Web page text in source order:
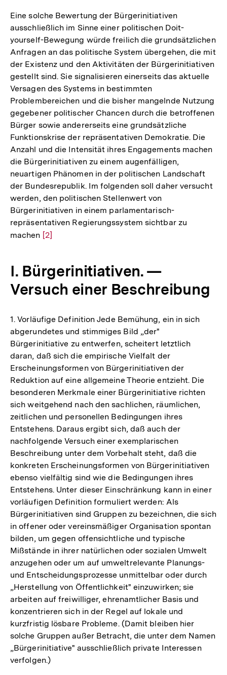
der
Fußnote
Eine solche Bewertung der Bürgerinitiativen
ausschließlich im Sinne einer politischen Doit-
yourself-Bewegung würde freilich die grundsätzlichen
Anfragen an das politische System übergehen, die mit
der Existenz und den Aktivitäten der Bürgerinitiativen
gestellt sind. Sie signalisieren einerseits das aktuelle
Versagen des Systems in bestimmten
Problembereichen und die bisher mangelnde Nutzung
gegebener politischer Chancen durch die betroffenen
Bürger sowie andererseits eine grundsätzliche
Funktionskrise der repräsentativen Demokratie. Die
Anzahl und die Intensität ihres Engagements machen
die Bürgerinitiativen zu einem augenfälligen,
neuartigen Phänomen in der politischen Landschaft
der Bundesrepublik. Im folgenden soll daher versucht
werden, den politischen Stellenwert von
Bürgerinitiativen in einem parlamentarisch-
repräsentativen Regierungssystem sichtbar zu
machen Zur
Fußnote
[2]
I. Bürgerinitiativen. —
Versuch einer Beschreibung
1. Vorläufige Definition Jede Bemühung, ein in sich
abgerundetes und stimmiges Bild „der"
Bürgerinitiative zu entwerfen, scheitert letztlich
daran, daß sich die empirische Vielfalt der
Erscheinungsformen von Bürgerinitiativen der
Reduktion auf eine allgemeine Theorie entzieht. Die
besonderen Merkmale einer Bürgerinitiative richten
sich weitgehend nach den sachlichen, räumlichen,
zeitlichen und personellen Bedingungen ihres
Entstehens. Daraus ergibt sich, daß auch der
nachfolgende Versuch einer exemplarischen
Beschreibung unter dem Vorbehalt steht, daß die
konkreten Erscheinungsformen von Bürgerinitiativen
ebenso vielfältig sind wie die Bedingungen ihres
Entstehens. Unter dieser Einschränkung kann in einer
vorläufigen Definition formuliert werden: Als
Bürgerinitiativen sind Gruppen zu bezeichnen, die sich
in offener oder vereinsmäßiger Organisation spontan
bilden, um gegen offensichtliche und typische
Mißstände in ihrer natürlichen oder sozialen Umwelt
anzugehen oder um auf umweltrelevante Planungs-
und Entscheidungsprozesse unmittelbar oder durch
„Herstellung von Öffentlichkeit" einzuwirken; sie
arbeiten auf freiwilliger, ehrenamtlicher Basis und
konzentrieren sich in der Regel auf lokale und
kurzfristig lösbare Probleme. (Damit bleiben hier
solche Gruppen außer Betracht, die unter dem Namen
„Bürgerinitiative" ausschließlich private Interessen
verfolgen.)